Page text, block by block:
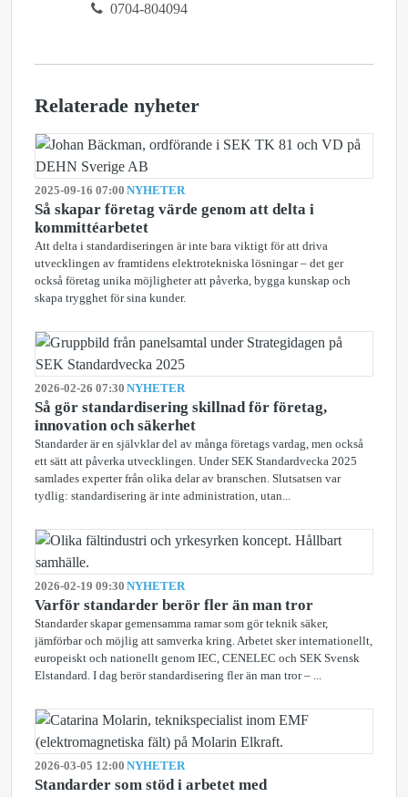
0704-804094
Relaterade nyheter
2025-09-16 07:00 NYHETER
Så skapar företag värde genom att delta i
kommittéarbetet
Att delta i standardiseringen är inte bara viktigt för att driva
utvecklingen av framtidens elektrotekniska lösningar – det ger
också företag unika möjligheter att påverka, bygga kunskap och
skapa trygghet för sina kunder.
2026-02-26 07:30 NYHETER
Så gör standardisering skillnad för företag,
innovation och säkerhet
Standarder är en självklar del av många företags vardag, men också
ett sätt att påverka utvecklingen. Under SEK Standardvecka 2025
samlades experter från olika delar av branschen. Slutsatsen var
tydlig: standardisering är inte administration, utan...
2026-02-19 09:30 NYHETER
Varför standarder berör fler än man tror
Standarder skapar gemensamma ramar som gör teknik säker,
jämförbar och möjlig att samverka kring. Arbetet sker internationellt,
europeiskt och nationellt genom IEC, CENELEC och SEK Svensk
Elstandard. I dag berör standardisering fler än man tror – ...
2026-03-05 12:00 NYHETER
Standarder som stöd i arbetet med